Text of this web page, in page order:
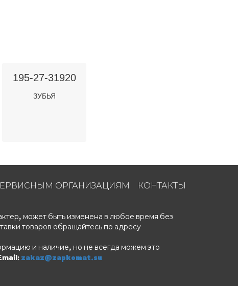
195-27-31920
ЗУБЬЯ
ОРГАНИЗАЦИЯМ КОНТАКТЫ
может быть изменена в любое время без
товаров обращайтесь по адресу
и наличие, но не всегда можем это
zakaz@zapkomat.su